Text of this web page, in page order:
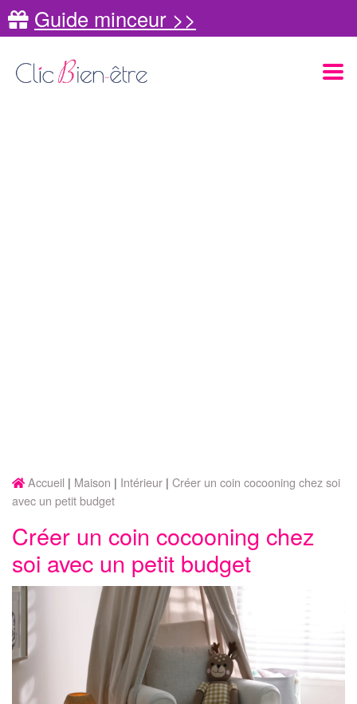
Guide minceur >>
Accueil Maison Intérieur Créer un coin cocooning chez soi
avec un petit budget
Créer un coin cocooning chez
soi avec un petit budget